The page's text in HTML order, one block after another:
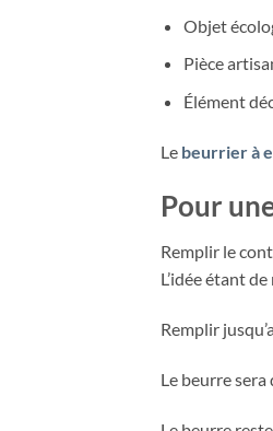
Objet
Pièce
Élément
Le beurrier à
Pour
Remplir le
L’idée étant
Remplir
Le beurre sera